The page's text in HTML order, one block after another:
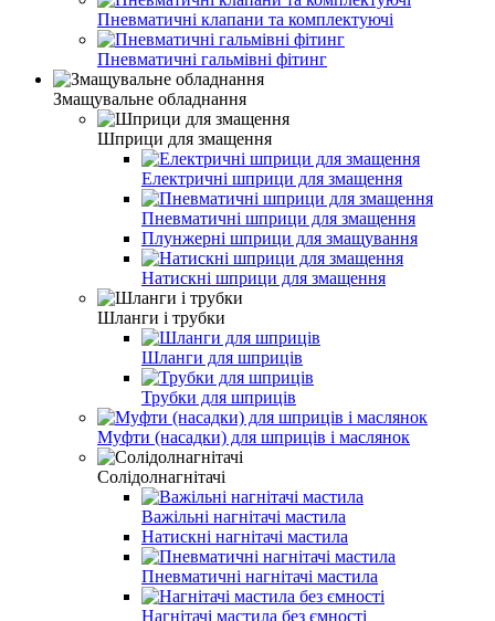
Пневматичні клапани та комплектуючі
Пневматичні гальмівні фітинг
Змащувальне обладнання
Шприци для змащення
Електричні шприци для змащення
Пневматичні шприци для змащення
Плунжерні шприци для змащування
Натискні шприци для змащення
Шланги і трубки
Шланги для шприців
Трубки для шприців
Муфти (насадки) для шприців і маслянок
Солідолнагнітачі
Важільні нагнітачі мастила
Натискні нагнітачі мастила
Пневматичні нагнітачі мастила
Нагнітачі мастила без ємності